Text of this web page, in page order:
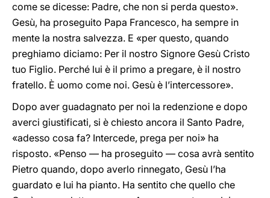
come se dicesse: Padre, che non si perda questo».
Gesù, ha proseguito Papa Francesco, ha sempre in
mente la nostra salvezza. E «per questo, quando
preghiamo diciamo: Per il nostro Signore Gesù Cristo
tuo Figlio. Perché lui è il primo a pregare, è il nostro
fratello. È uomo come noi. Gesù è l’intercessore».
Dopo aver guadagnato per noi la redenzione e dopo
averci giustificati, si è chiesto ancora il Santo Padre,
«adesso cosa fa? Intercede, prega per noi» ha
risposto. «Penso — ha proseguito — cosa avrà sentito
Pietro quando, dopo averlo rinnegato, Gesù l’ha
guardato e lui ha pianto. Ha sentito che quello che